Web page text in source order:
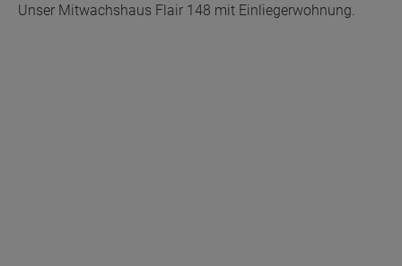
Unser Mitwachshaus Flair 148 mit Einliegerwohnung.